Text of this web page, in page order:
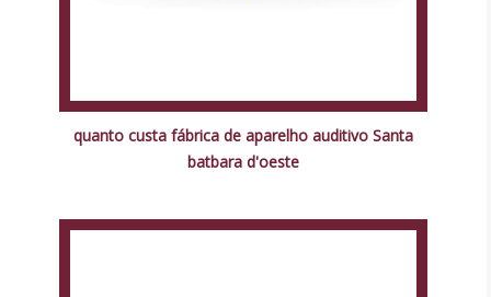
quanto custa fábrica de aparelho auditivo Santa
batbara d'oeste